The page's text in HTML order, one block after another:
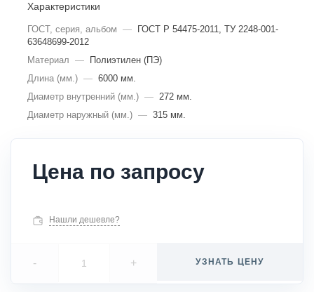
Характеристики
ГОСТ, серия, альбом —
ГОСТ Р 54475-2011, ТУ 2248-001-
63648699-2012
Материал —
Полиэтилен (ПЭ)
Длина (мм.) — 6000 мм.
Диаметр внутренний (мм.) — 272 мм.
Диаметр наружный (мм.) — 315 мм.
Цена по запросу
Нашли дешевле?
- + УЗНАТЬ ЦЕНУ